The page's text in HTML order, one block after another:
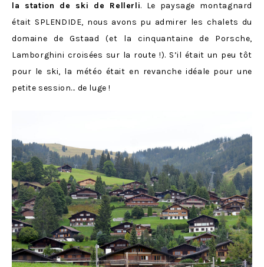
la station de ski de Rellerli. Le paysage montagnard
était SPLENDIDE, nous avons pu admirer les chalets du
domaine de Gstaad (et la cinquantaine de Porsche,
Lamborghini croisées sur la route !). S’il était un peu tôt
pour le ski, la météo était en revanche idéale pour une
petite session… de luge !